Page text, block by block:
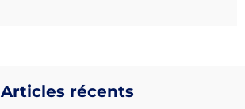
Articles récents